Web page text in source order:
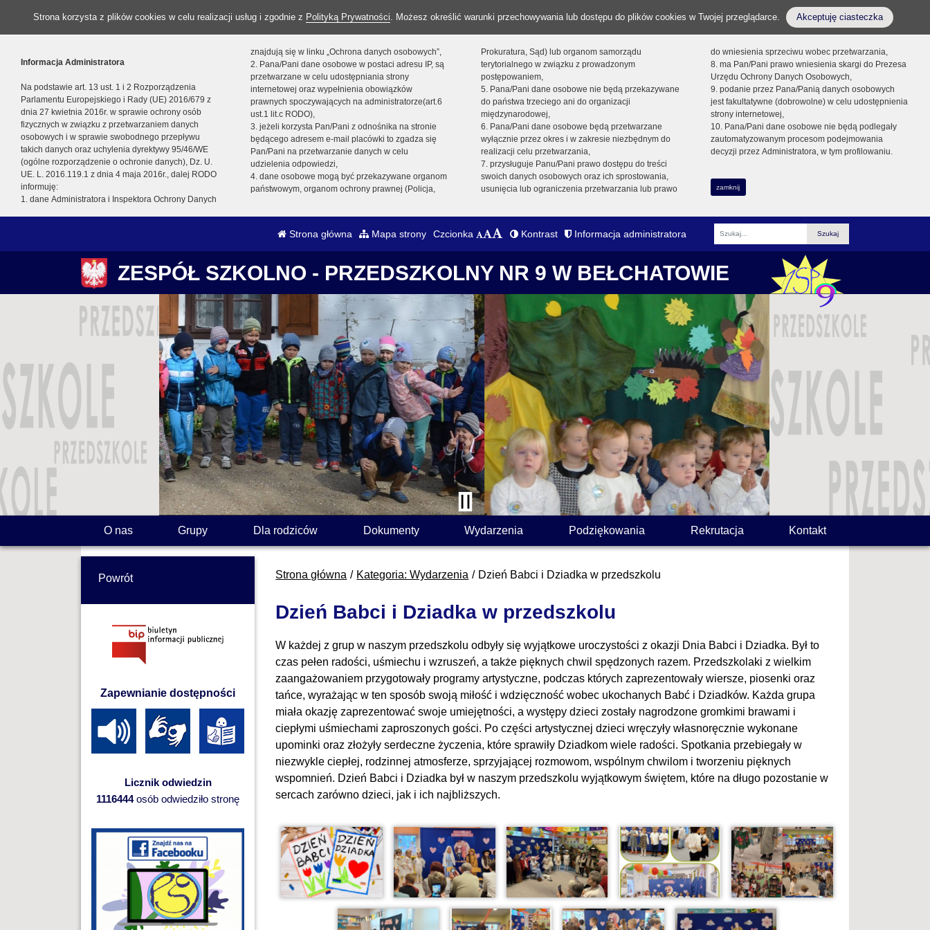
Strona korzysta z plików cookies w celu realizacji usług i zgodnie z Polityką Prywatności. Możesz określić warunki przechowywania lub dostępu do plików cookies w Twojej przeglądarce. Akceptuję ciasteczka
Informacja Administratora
Na podstawie art. 13 ust. 1 i 2 Rozporządzenia
Parlamentu Europejskiego i Rady (UE) 2016/679 z
dnia 27 kwietnia 2016r. w sprawie ochrony osób
fizycznych w związku z przetwarzaniem danych
osobowych i w sprawie swobodnego przepływu
takich danych oraz uchylenia dyrektywy 95/46/WE
(ogólne rozporządzenie o ochronie danych), Dz. U.
UE. L. 2016.119.1 z dnia 4 maja 2016r., dalej RODO
informuję:
1. dane Administratora i Inspektora Ochrony Danych
znajdują się w linku „Ochrona danych osobowych”,
2. Pana/Pani dane osobowe w postaci adresu IP, są
przetwarzane w celu udostępniania strony
internetowej oraz wypełnienia obowiązków
prawnych spoczywających na administratorze(art.6
ust.1 lit.c RODO),
3. jeżeli korzysta Pan/Pani z odnośnika na stronie
będącego adresem e-mail placówki to zgadza się
Pan/Pani na przetwarzanie danych w celu
udzielenia odpowiedzi,
4. dane osobowe mogą być przekazywane organom
państwowym, organom ochrony prawnej (Policja,
Prokuratura, Sąd) lub organom samorządu
terytorialnego w związku z prowadzonym
postępowaniem,
5. Pana/Pani dane osobowe nie będą przekazywane
do państwa trzeciego ani do organizacji
międzynarodowej,
6. Pana/Pani dane osobowe będą przetwarzane
wyłącznie przez okres i w zakresie niezbędnym do
realizacji celu przetwarzania,
7. przysługuje Panu/Pani prawo dostępu do treści
swoich danych osobowych oraz ich sprostowania,
usunięcia lub ograniczenia przetwarzania lub prawo
do wniesienia sprzeciwu wobec przetwarzania,
8. ma Pan/Pani prawo wniesienia skargi do Prezesa
Urzędu Ochrony Danych Osobowych,
9. podanie przez Pana/Panią danych osobowych
jest fakultatywne (dobrowolne) w celu udostępnienia
strony internetowej,
10. Pana/Pani dane osobowe nie będą podlegały
zautomatyzowanym procesom podejmowania
decyzji przez Administratora, w tym profilowaniu.
zamknij
Strona główna Mapa strony Czcionka Kontrast Informacja administratora
Fraza
ZESPÓŁ SZKOLNO - PRZEDSZKOLNY NR 9 W BEŁCHATOWIE
O nas Grupy Dla rodziców Dokumenty Wydarzenia Podziękowania Rekrutacja Kontakt
Strona główna Kategoria: Wydarzenia Dzień Babci i Dziadka w przedszkolu
Dzień Babci i Dziadka w przedszkolu
W każdej z grup w naszym przedszkolu odbyły się wyjątkowe uroczystości z okazji Dnia Babci i Dziadka. Był to
czas pełen radości, uśmiechu i wzruszeń, a także pięknych chwil spędzonych razem. Przedszkolaki z wielkim
zaangażowaniem przygotowały programy artystyczne, podczas których zaprezentowały wiersze, piosenki oraz
tańce, wyrażając w ten sposób swoją miłość i wdzięczność wobec ukochanych Babć i Dziadków. Każda grupa
miała okazję zaprezentować swoje umiejętności, a występy dzieci zostały nagrodzone gromkimi brawami i
ciepłymi uśmiechami zaproszonych gości. Po części artystycznej dzieci wręczyły własnoręcznie wykonane
upominki oraz złożyły serdeczne życzenia, które sprawiły Dziadkom wiele radości. Spotkania przebiegały w
niezwykle ciepłej, rodzinnej atmosferze, sprzyjającej rozmowom, wspólnym chwilom i tworzeniu pięknych
wspomnień. Dzień Babci i Dziadka był w naszym przedszkolu wyjątkowym świętem, które na długo pozostanie w
sercach zarówno dzieci, jak i ich najbliższych.
Powrót
Zapewnianie dostępności
Licznik odwiedzin
1116444osób odwiedziło stronę